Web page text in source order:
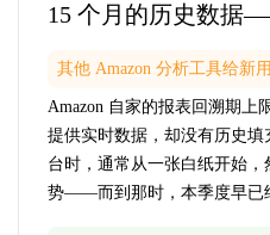
15 个月的历史数据
其他 Amazon 分析工具给新
Amazon 自家的报表回溯期上
提供实时数据，却没有历史
台时，通常从一张白纸开始
势——而到那时，本季度早已